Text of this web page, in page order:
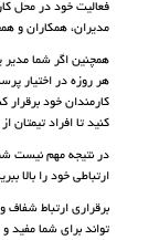
فعالیت خود در محل
مدیران، همکاران و
همچنین اگر شما مدیر
هر روزه در اختیار
کارمندان خود برقرار
کنید تا افراد تیمتان
در نتیجه مهم نیست
ارتباطی خود را بالا
برقراری ارتباط
تواند برای شما مفید